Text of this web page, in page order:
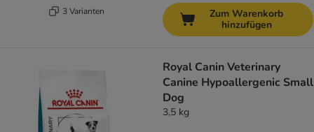
3 Varianten
Zum Warenkorb
hinzufügen
Royal Canin Veterinary
Canine Hypoallergenic Small
Dog
3,5 kg